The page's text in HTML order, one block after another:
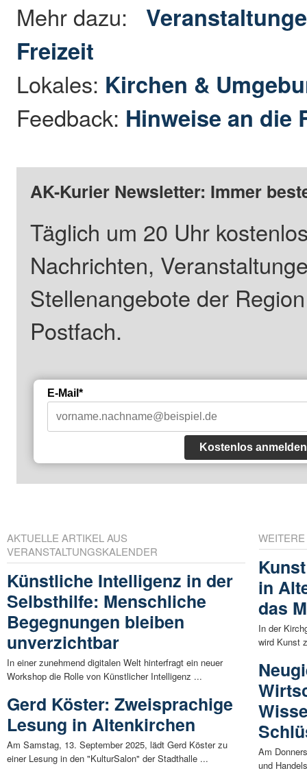
Mehr dazu:
Freizeit
Lokales: Kirchen &
Feedback: Hinweise an die
AK-Kurier Newsletter: Immer
Täglich um 20 Uhr
Nachrichten,
Stellenangebote der
Postfach.
E-Mail*
Kostenlos anmelden
AKTUELLE ARTIKEL AUS
VERANSTALTUNGSKALENDER
Künstliche Intelligenz in der
Selbsthilfe: Menschliche
Begegnungen bleiben
unverzichtbar
In einer zunehmend digitalen Welt hinterfragt ein neuer
Workshop die Rolle von Künstlicher Intelligenz ...
Gerd Köster: Zweisprachige
Lesung in Altenkirchen
Am Samstag, 13. September 2025, lädt Gerd Köster zu
einer Lesung in den "KulturSalon" der Stadthalle ...
in
das
In der
wird Kunst
Am
und